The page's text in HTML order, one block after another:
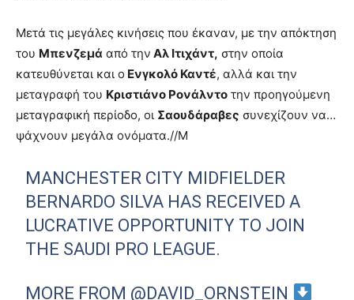
Μετά τις μεγάλες κινήσεις που έκαναν, με την απόκτηση
του Μπενζεμά από την Αλ Ιτιχάντ, στην οποία
κατευθύνεται και ο Ενγκολό Καντέ, αλλά και την
μεταγραφή του Κριστιάνο Ρονάλντο την προηγούμενη
μεταγραφική περίοδο, οι Σαουδάραβες συνεχίζουν να…
ψάχνουν μεγάλα ονόματα.//Μ
MANCHESTER CITY MIDFIELDER
BERNARDO SILVA HAS RECEIVED A
LUCRATIVE OPPORTUNITY TO JOIN
THE SAUDI PRO LEAGUE.
MORE FROM @DAVID_ORNSTEIN